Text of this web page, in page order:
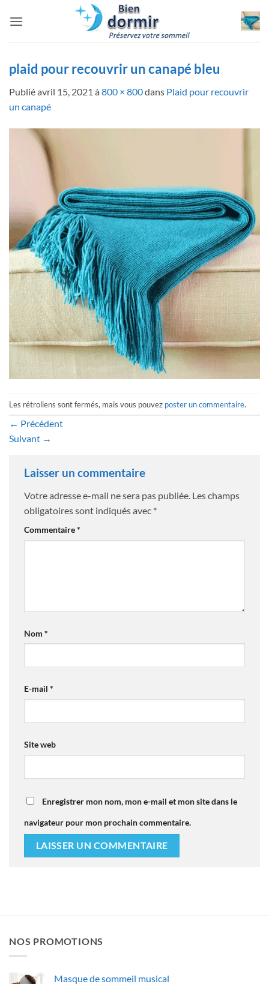
plaid pour recouvrir un canapé bleu
Publiéavril 15, 2021 à 800 × 800dans Plaid pour recouvrir
un canapé
Les rétroliens sont fermés, mais vous pouvez poster un commentaire.
← Précédent
Suivant →
Laisser un commentaire
Votre adresse e-mail ne sera pas publiée. Les champs
obligatoires sont indiqués avec *
Commentaire*
Nom *
E-mail *
Site web
Enregistrer mon nom, mon e-mail et mon site dans le
navigateur pour mon prochain commentaire.
NOS PROMOTIONS
Masque de sommeil musical